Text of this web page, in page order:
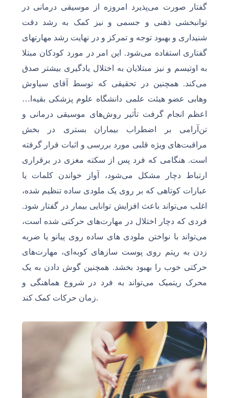
گفتار صورت می‌پذیرد امروزه از موسیقی درمانی در
توانبخشی ذهنی و جسمی و نیز کمک به رشد دقت
شنیداری و بهبود توجه و تمرکز و در نهایت رشد مهارتهای
گفتاری استفاده می‌شود. این امر در مورد کودکان مبتلا
به اوتیسم و نیز مبتلایان به اختلال یادگیری بیشتر صدق
می‌کند. همچنین در تحقیقی که توسط آقای سیاوش
وهابی عضو هیئت علمی دانشگاه علوم پزشکی بقیه‌ا…
اعظم انجام گرفت تأثیر روش‌های موسیقی درمانی و
تن‌آرامی بر اضطراب بیماران بستری در بخش
مراقبت‌های ویژه قلبی مورد بررسی و اثبات قرار گرفته
است. هنگامی که فرد پس از سکته مغزی در برقراری
ارتباط دچار مشکل می‌شود، آواز خواندن کلمات یا
عبارات کوتاهی که بر روی یک ملودی ساده تنظیم شده،
اغلب می‌تواند باعث افزایش توانایی بیمار در گفتار شود.
فردی که دچار اختلال در مهارت‌های حرکتی شده است،
می‌تواند با نواختن ملودی های ساده روی پیانو یا ضربه
زدن به ریتم روی پوست سازهای کوبه‌ای، مهارت‌های
حرکتی خوب را بهبود بخشد. همچنین گوش دادن به یک
محرک ریتمیک می‌تواند به فرد در شروع هماهنگی و
زمان حرکات کمک کند.